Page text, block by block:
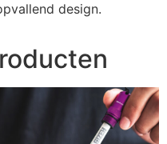
design.